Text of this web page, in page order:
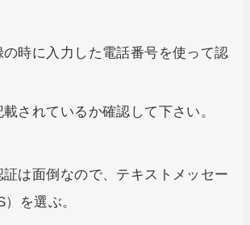
時に入力した電話番号を使って認
されているか確認して下さい。
は面倒なので、テキストメッセー
を選ぶ。